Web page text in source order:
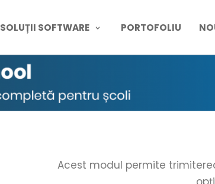
SOLUȚII SOFTWARE PORTOFOLIU
Acest modul permite